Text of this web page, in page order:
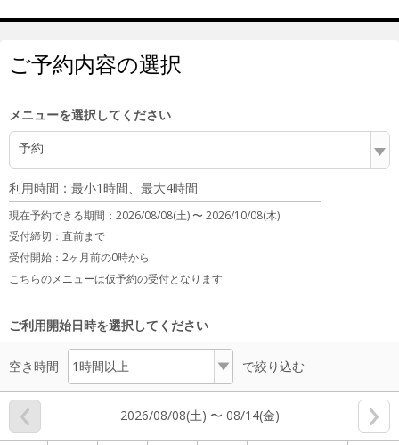
ご予約内容の選択
メニューを選択してください
予約
利用時間：最小1時間、最大4時間
現在予約できる期間： 2026/08/08(土) 〜2026/10/08(木)
受付締切： 直前まで
受付開始： 2ヶ月前の0時から
こちらのメニューは仮予約の受付となります
ご利用開始日時を選択してください
空き時間 で絞り込む
2026/08/08(土) 〜 08/14(金)